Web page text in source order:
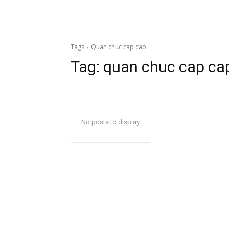
Tags Quan chuc cap cap
Tag: quan chuc cap
No posts to display